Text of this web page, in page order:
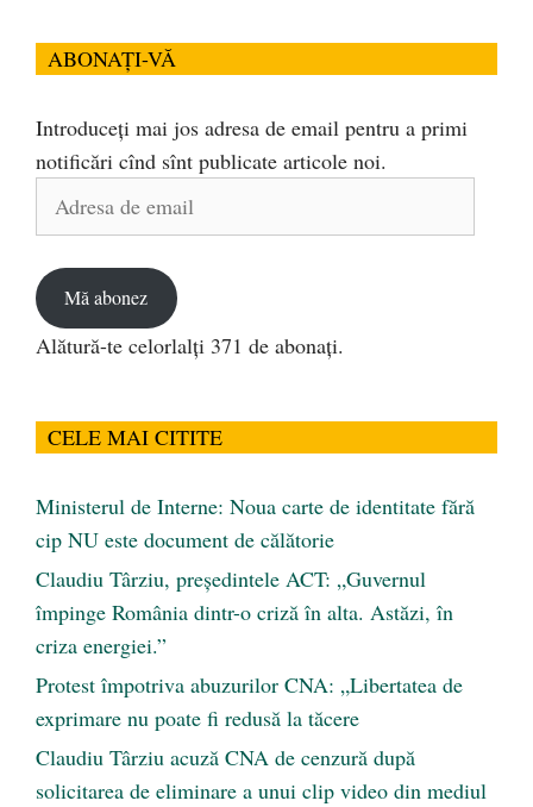
ABONAȚI-VĂ
Introduceți mai jos adresa de email pentru a primi
notificări cînd sînt publicate articole noi.
Mă abonez
Alătură-te celorlalți 371 de abonați.
CELE MAI CITITE
Ministerul de Interne: Noua carte de identitate fără
cip NU este document de călătorie
Claudiu Târziu, președintele ACT: „Guvernul
împinge România dintr-o criză în alta. Astăzi, în
criza energiei.”
Protest împotriva abuzurilor CNA: „Libertatea de
exprimare nu poate fi redusă la tăcere
Claudiu Târziu acuză CNA de cenzură după
solicitarea de eliminare a unui clip video din mediul